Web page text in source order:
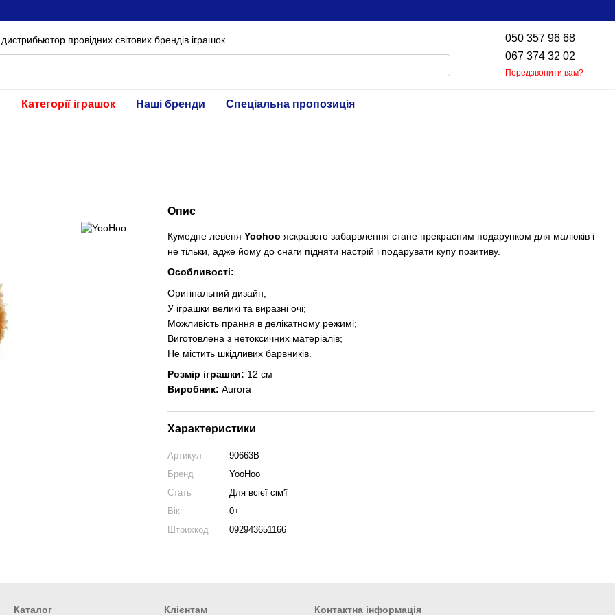
провідних світових брендів іграшок.
050 357 96 68
067 374 32 02
Передзвонити вам?
Категорії іграшок Наші бренди Спеціальна пропозиція
Опис
Кумедне левеня Yoohoo яскравого забарвлення стане прекрасним подарунком для малюків і
не тільки, адже йому до снаги підняти настрій і подарувати купу позитиву.
Особливості:
Оригінальний дизайн;
У іграшки великі та виразні очі;
Можливість прання в делікатному режимі;
Виготовлена з нетоксичних матеріалів;
Не містить шкідливих барвників.
Розмір іграшки: 12 см
Виробник: Aurora
Характеристики
Артикул
90663B
Бренд
YooHoo
Стать
Для всієї сім'ї
Вік
0+
Штрихкод
092943651166
Каталог Клієнтам Контактна інформація